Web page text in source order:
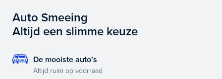
Auto Smeeing
Altijd een slimme keuze
De mooiste auto’s
Altijd ruim op voorraad